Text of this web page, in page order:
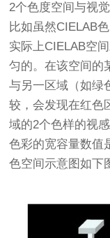
2个色度空间与视
比如虽然CIELAB
实际上CIELAB空
匀的。在该空间的
与另一区域（如绿
较，会发现在红色
域的2个色样的视
色彩的宽容量数值
色空间示意图如下